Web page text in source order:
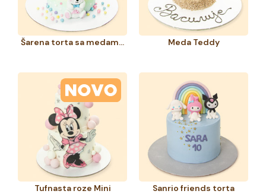
Šarena torta sa medama i dugom Meda Teddy
Tufnasta roze Mini Sanrio friends torta